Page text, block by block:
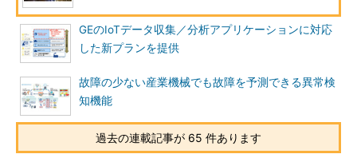
GEのIoTデータ収集／分析アプリケーションに対応
した新プランを提供
故障の少ない産業機械でも故障を予測できる異常検
知機能
過去の連載記事が 65 件あります